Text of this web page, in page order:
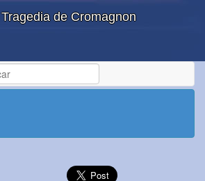
Tragedia de Cromagnon